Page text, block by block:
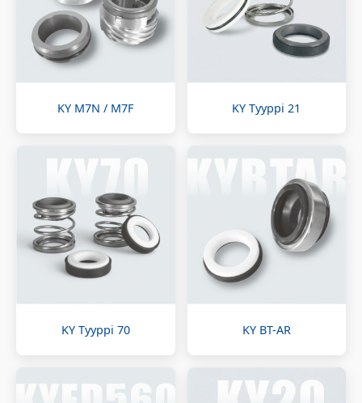
KY M7N / M7F KY Tyyppi 21
KY Tyyppi 70 KY BT-AR